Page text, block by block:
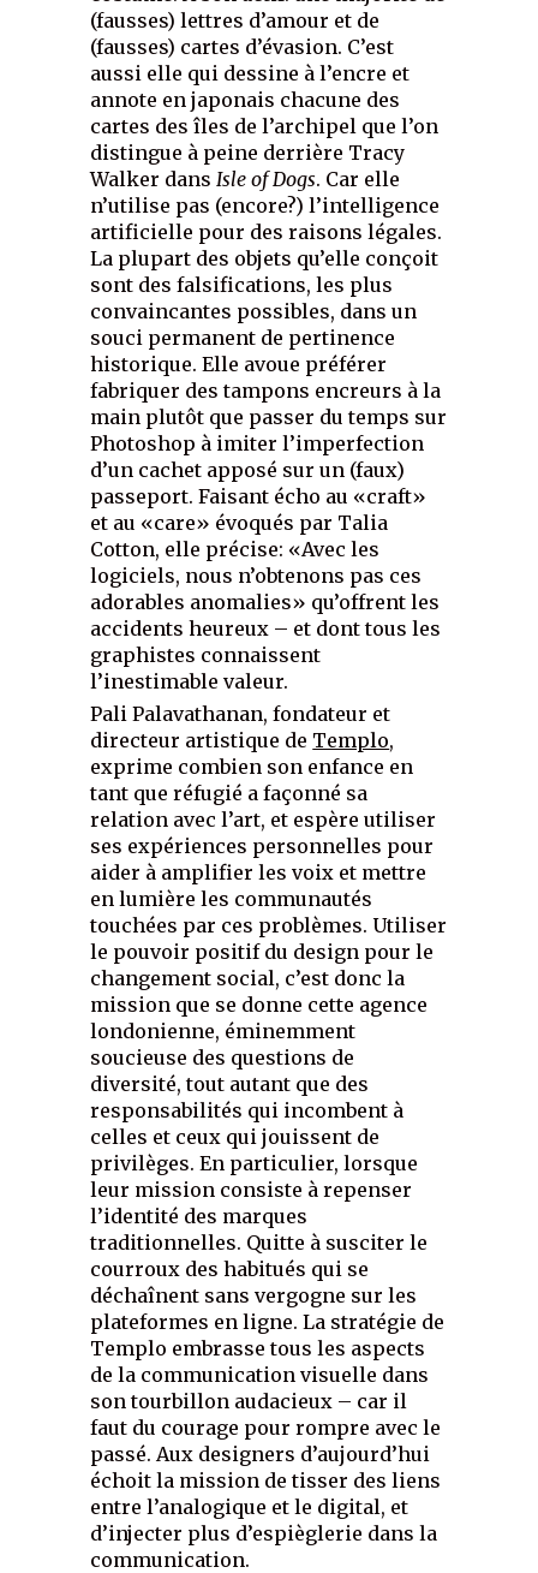
(fausses) lettres d’amour et de
(fausses) cartes d’évasion. C’est
aussi elle qui dessine à l’encre et
annote en japonais chacune des
cartes des îles de l’archipel que l’on
distingue à peine derrière Tracy
Walker dans Isle of Dogs. Car elle
n’utilise pas (encore?) l’intelligence
artificielle pour des raisons légales.
La plupart des objets qu’elle conçoit
sont des falsifications, les plus
convaincantes possibles, dans un
souci permanent de pertinence
historique. Elle avoue préférer
fabriquer des tampons encreurs à la
main plutôt que passer du temps sur
Photoshop à imiter l’imperfection
d’un cachet apposé sur un (faux)
passeport. Faisant écho au «craft»
et au «care» évoqués par Talia
Cotton, elle précise: «Avec les
logiciels, nous n’obtenons pas ces
adorables anomalies» qu’offrent les
accidents heureux – et dont tous les
graphistes connaissent
l’inestimable valeur.
Pali Palavathanan, fondateur et
directeur artistique de Templo,
exprime combien son enfance en
tant que réfugié a façonné sa
relation avec l’art, et espère utiliser
ses expériences personnelles pour
aider à amplifier les voix et mettre
en lumière les communautés
touchées par ces problèmes. Utiliser
le pouvoir positif du design pour le
changement social, c’est donc la
mission que se donne cette agence
londonienne, éminemment
soucieuse des questions de
diversité, tout autant que des
responsabilités qui incombent à
celles et ceux qui jouissent de
privilèges. En particulier, lorsque
leur mission consiste à repenser
l’identité des marques
traditionnelles. Quitte à susciter le
courroux des habitués qui se
déchaînent sans vergogne sur les
plateformes en ligne. La stratégie de
Templo embrasse tous les aspects
de la communication visuelle dans
son tourbillon audacieux – car il
faut du courage pour rompre avec le
passé. Aux designers d’aujourd’hui
échoit la mission de tisser des liens
entre l’analogique et le digital, et
d’injecter plus d’espièglerie dans la
communication.